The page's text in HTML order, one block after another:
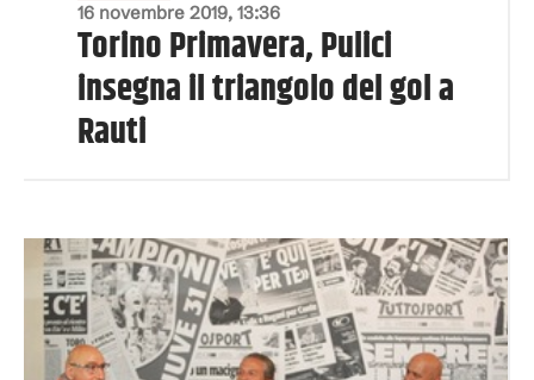
16 novembre 2019, 13:36
Torino Primavera, Pulici
insegna il triangolo del gol a
Rauti